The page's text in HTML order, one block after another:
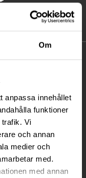
Om
anpassa innehållet
funktioner
Vi
och annan
medier och
med.
med annan